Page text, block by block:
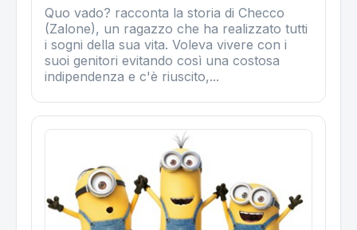
Quo vado? racconta la storia di Checco
(Zalone), un ragazzo che ha realizzato tutti
i sogni della sua vita. Voleva vivere con i
suoi genitori evitando così una costosa
indipendenza e c'è riuscito,...